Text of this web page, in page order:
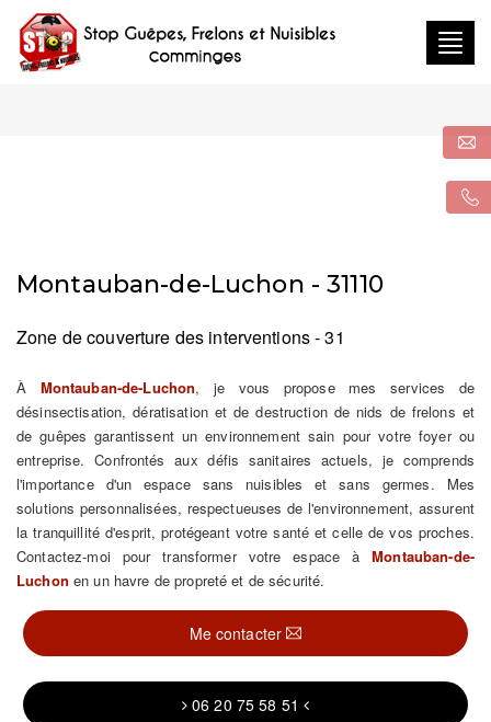
Montauban-de-Luchon - 31110
Zone de couverture des interventions - 31
À Montauban-de-Luchon, je vous propose mes services de
désinsectisation, dératisation et de destruction de nids de frelons et
de guêpes garantissent un environnement sain pour votre foyer ou
entreprise. Confrontés aux défis sanitaires actuels, je comprends
l'importance d'un espace sans nuisibles et sans germes. Mes
solutions personnalisées, respectueuses de l'environnement, assurent
la tranquillité d'esprit, protégeant votre santé et celle de vos proches.
Contactez-moi pour transformer votre espace àMontauban-de-
Luchon en un havre de propreté et de sécurité.
Me contacter
06 20 75 58 51